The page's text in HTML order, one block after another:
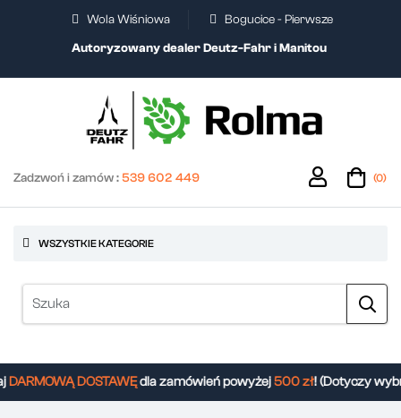
Wola Wiśniowa
Bogucice - Pierwsze
Autoryzowany dealer Deutz-Fahr i Manitou
Zadzwoń i zamów :539 602 449 (0)
WSZYSTKIE KATEGORIE
DARMOWĄ DOSTAWĘdla zamówień powyżej500 zł! (Dotyczy